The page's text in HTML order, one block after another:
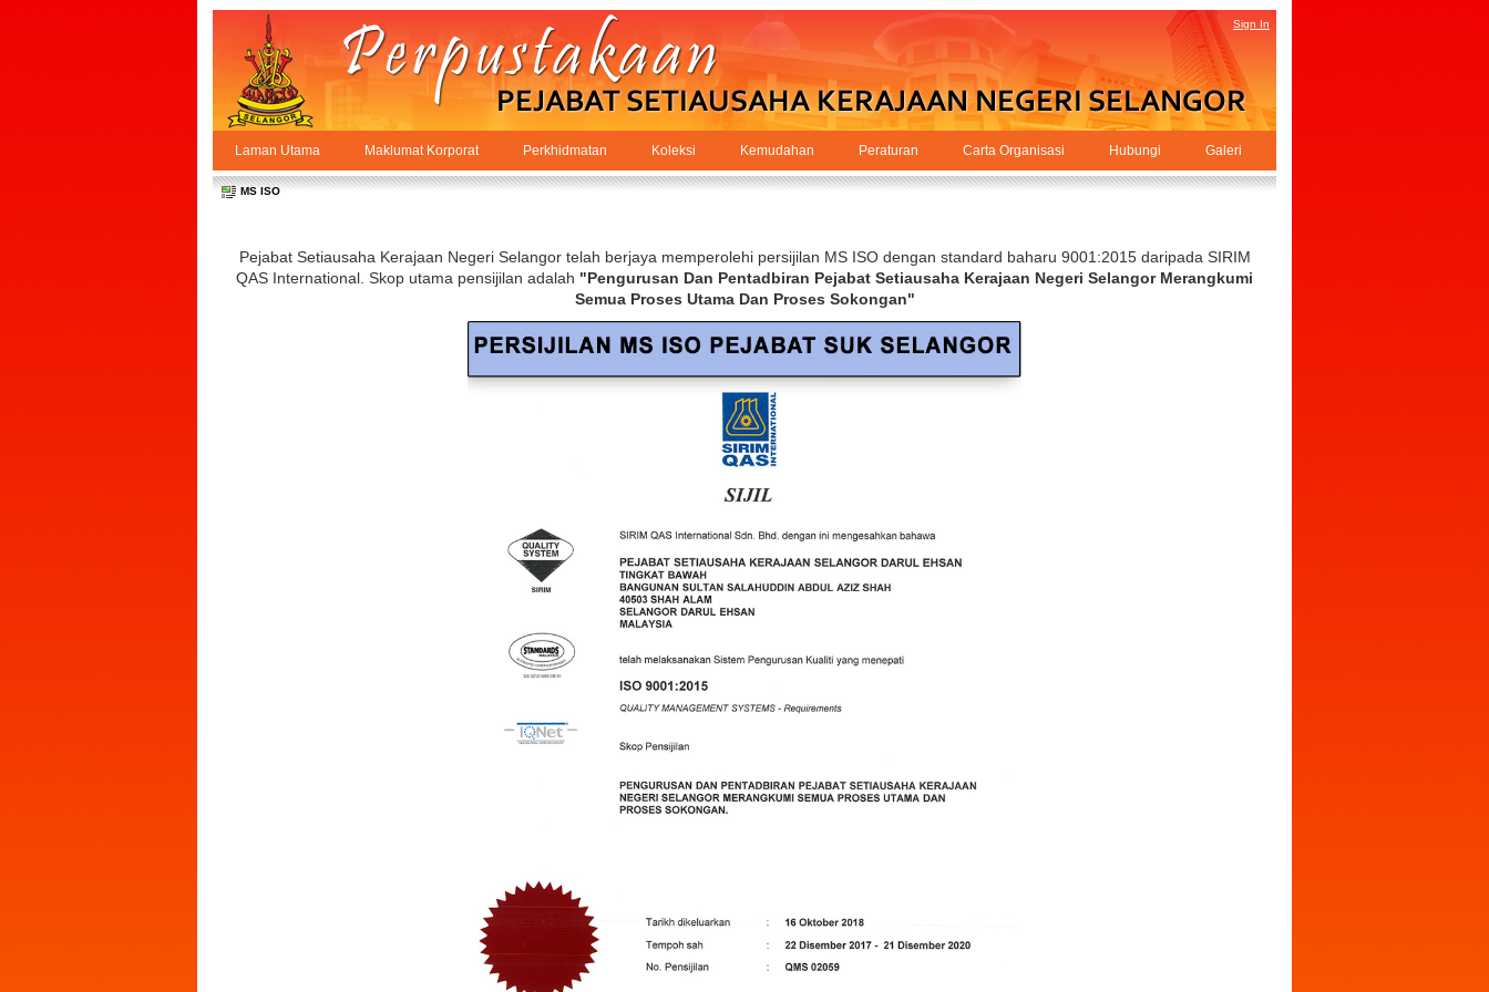
Skip to Content
PPSUKSEL
MS ISO
Sign In
Laman Utama Maklumat Korporat Perkhidmatan Koleksi Kemudahan Peraturan Carta Organisasi Hubungi Galeri
MS ISO
Pejabat Setiausaha Kerajaan Negeri Selangor telah berjaya memperolehi persijilan MS ISO dengan standard baharu 9001:2015 daripada SIRIM
QAS International. Skop utama pensijilan adalah "Pengurusan Dan Pentadbiran Pejabat Setiausaha Kerajaan Negeri Selangor Merangkumi
Semua Proses Utama Dan Proses Sokongan"